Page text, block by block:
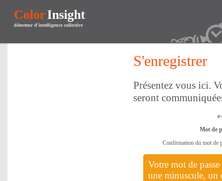
ColorInsight
détecteur d'intelligence collective
S'enregistrer
Présentez vous ici.
seront
Mot de
Confirmation du mot de
Votre mot de
une minuscule, un